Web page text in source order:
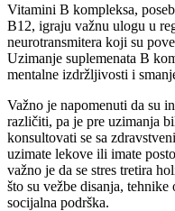
Vitamini B kompleksa,
B12, igraju važnu ulogu u
neurotransmitera koji su
Uzimanje suplemenata B
mentalne izdržljivosti i
Važno je napomenuti da su
različiti, pa je pre uzimanja
konsultovati se sa
uzimate lekove ili imate
važno je da se stres tretira
što su vežbe disanja,
socijalna podrška.